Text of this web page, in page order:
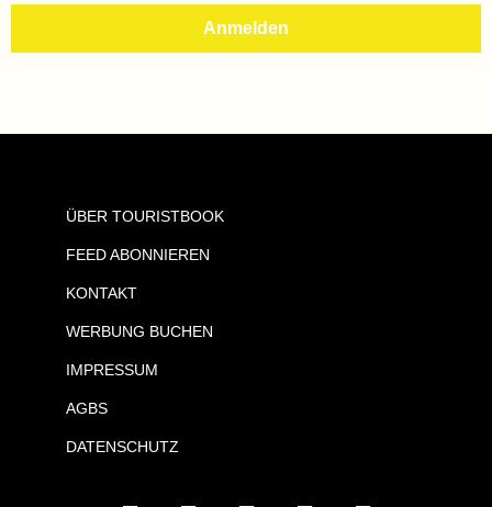
ÜBER TOURISTBOOK
FEED ABONNIEREN
KONTAKT
WERBUNG BUCHEN
IMPRESSUM
AGBS
DATENSCHUTZ